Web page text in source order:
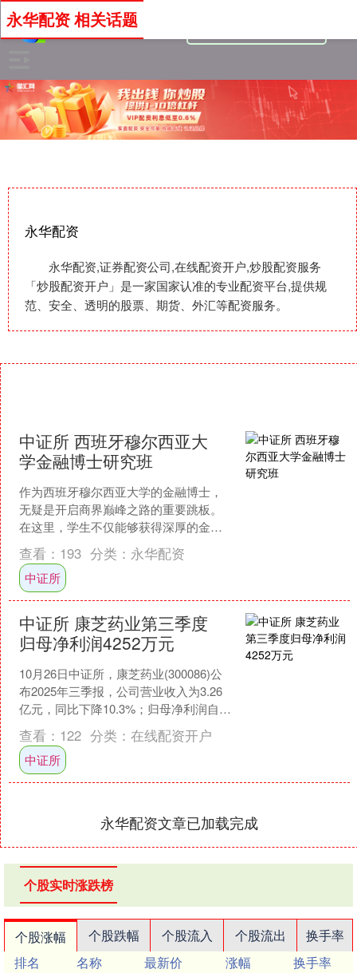
永华配资
永华配资,证券配资公司,在线配资开户,炒股配资服务
「炒股配资开户」是一家国家认准的专业配资平台,提供规
范、安全、透明的股票、期货、外汇等配资服务。
永华配资 相关话题
中证所 西班牙穆尔西亚大
学金融博士研究班
作为西班牙穆尔西亚大学的金融博士，
无疑是开启商界巅峰之路的重要跳板。
在这里，学生不仅能够获得深厚的金融
理论知识，更能在实践中磨砺自己的企
业家精神。大学注重理论与....
查看： 193 分类： 永华配资
中证所
中证所 康芝药业第三季度
归母净利润4252万元
10月26日中证所，康芝药业(300086)公
布2025年三季报，公司营业收入为3.26
亿元，同比下降10.3%；归母净利润自去
年同期亏损1.23亿元变为亏损9....
查看： 122 分类： 在线配资开户
中证所
永华配资文章已加载完成
个股实时涨跌榜
个股涨幅 个股跌幅 个股流入 个股流出
换手率
排名
名称 最新价 涨幅
换手率